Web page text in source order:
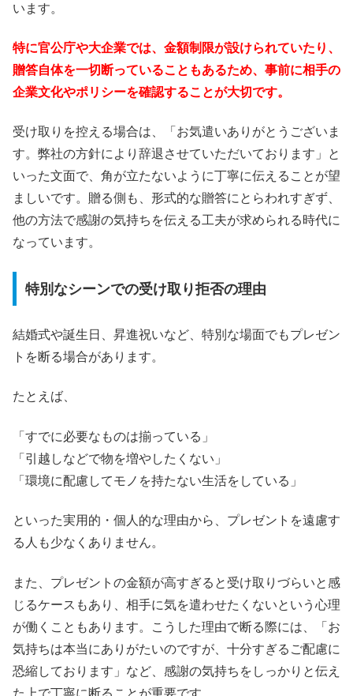
います。
特に官公庁や大企業では、金額制限が設けられていたり、
贈答自体を一切断っていることもあるため、事前に相手の
企業文化やポリシーを確認することが大切です。
受け取りを控える場合は、「お気遣いありがとうございま
す。弊社の方針により辞退させていただいております」と
いった文面で、角が立たないように丁寧に伝えることが望
ましいです。贈る側も、形式的な贈答にとらわれすぎず、
他の方法で感謝の気持ちを伝える工夫が求められる時代に
なっています。
特別なシーンでの受け取り拒否の理由
結婚式や誕生日、昇進祝いなど、特別な場面でもプレゼン
トを断る場合があります。
たとえば、
「すでに必要なものは揃っている」
「引越しなどで物を増やしたくない」
「環境に配慮してモノを持たない生活をしている」
といった実用的・個人的な理由から、プレゼントを遠慮す
る人も少なくありません。
また、プレゼントの金額が高すぎると受け取りづらいと感
じるケースもあり、相手に気を遣わせたくないという心理
が働くこともあります。こうした理由で断る際には、「お
気持ちは本当にありがたいのですが、十分すぎるご配慮に
恐縮しております」など、感謝の気持ちをしっかりと伝え
た上で丁寧に断ることが重要です。